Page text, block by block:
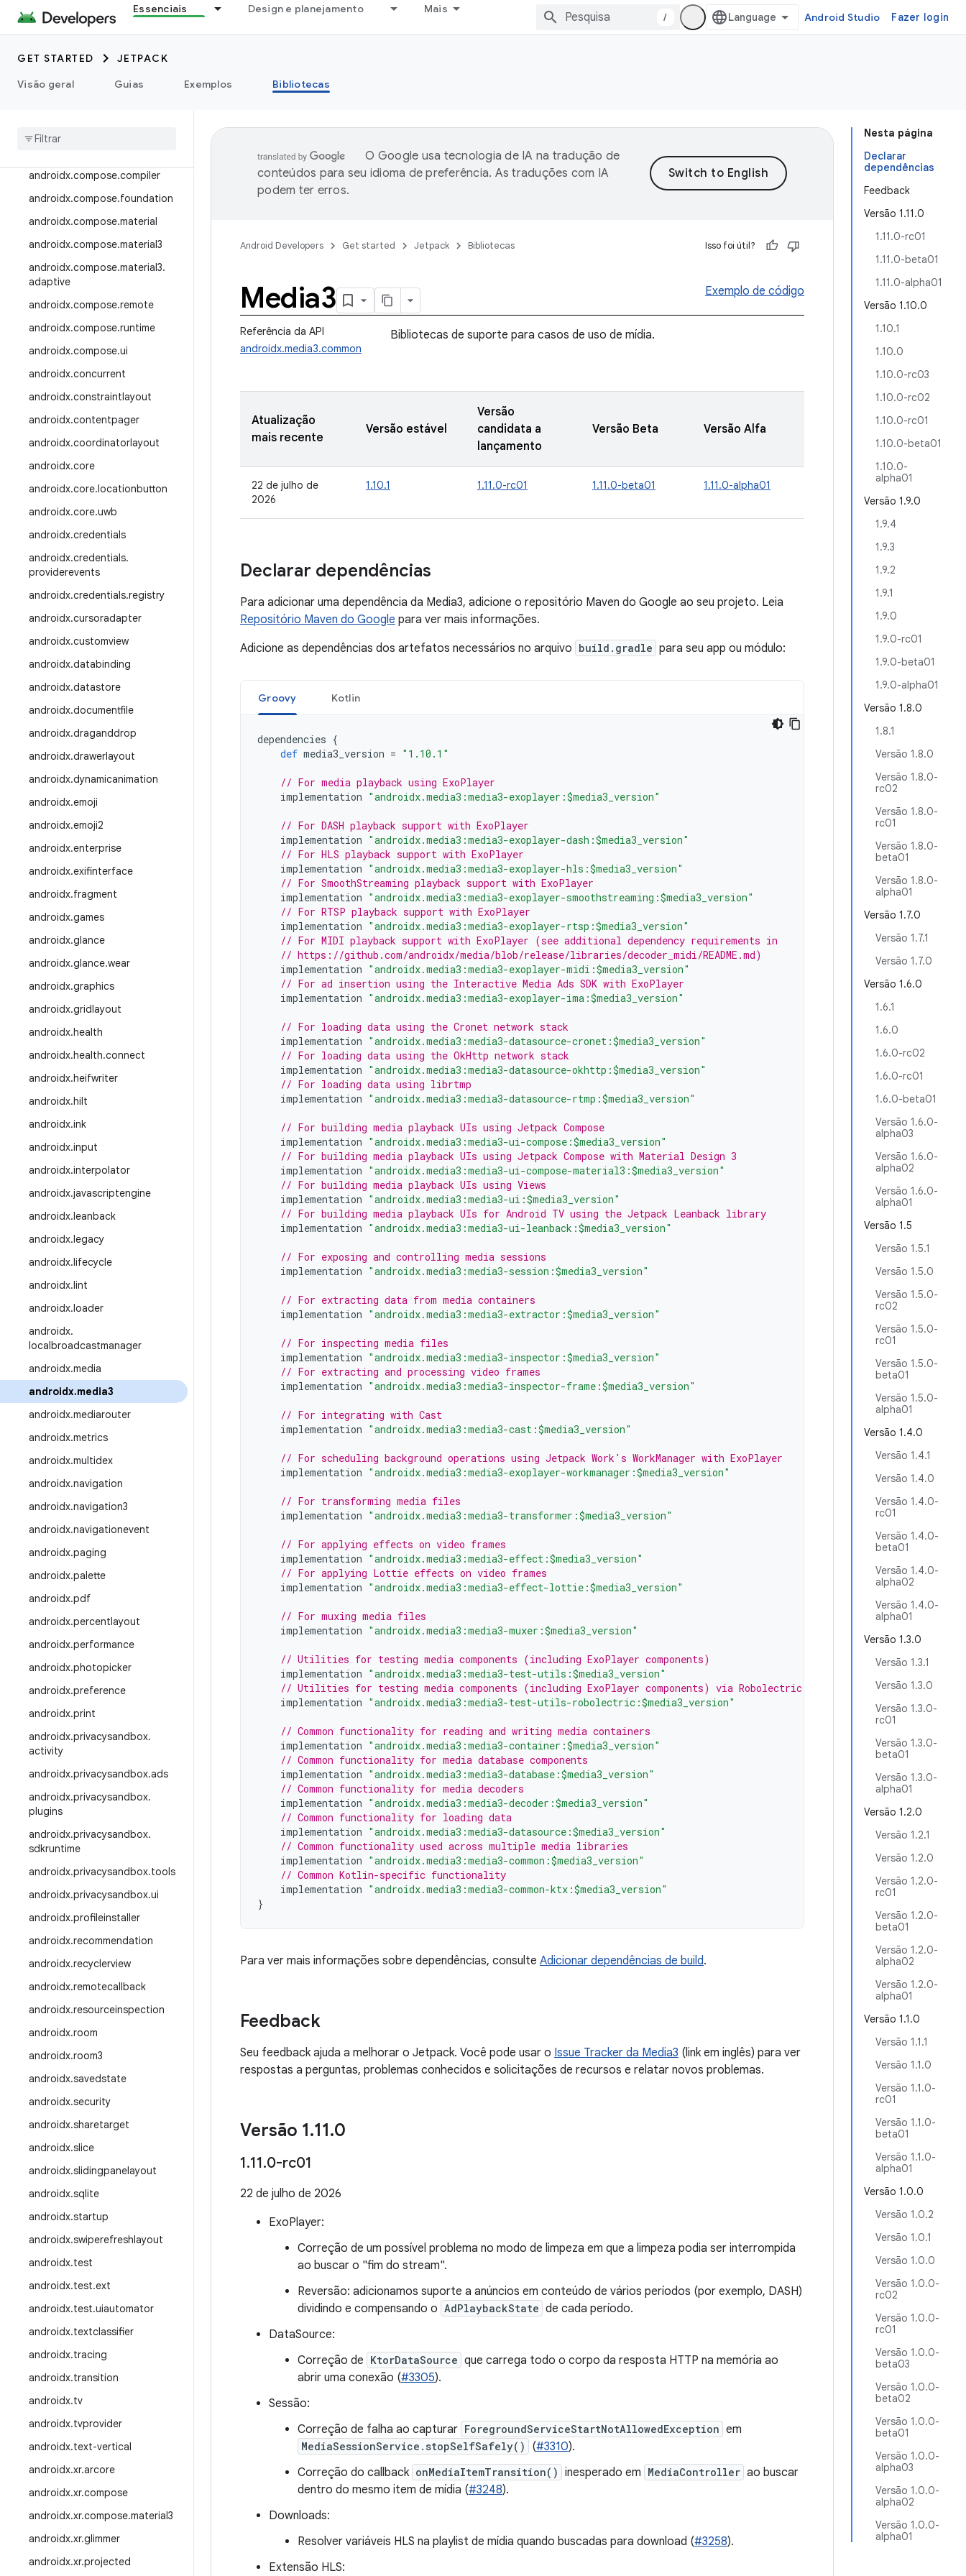
Essenciais Design e planejamento Mais
/ Android Studio Fazer login
GET STARTED
JETPACK
Visão geral
Guias Exemplos Bibliotecas
androidx.camera.viewfinder
androidx.car
androidx.car.app
androidx.cardview
androidx.compose.compiler
androidx.compose.foundation
androidx.compose.material
androidx.compose.material3
androidx.compose.material3.
adaptive
androidx.compose.remote
androidx.compose.runtime
androidx.compose.ui
androidx.concurrent
androidx.constraintlayout
androidx.contentpager
androidx.coordinatorlayout
androidx.core
androidx.core.locationbutton
androidx.core.uwb
androidx.credentials
androidx.credentials.
providerevents
androidx.credentials.registry
androidx.cursoradapter
androidx.customview
androidx.databinding
androidx.datastore
androidx.documentfile
androidx.draganddrop
androidx.drawerlayout
androidx.dynamicanimation
androidx.emoji
androidx.emoji2
androidx.enterprise
androidx.exifinterface
androidx.fragment
androidx.games
androidx.glance
androidx.glance.wear
androidx.graphics
androidx.gridlayout
androidx.health
androidx.health.connect
androidx.heifwriter
androidx.hilt
androidx.ink
androidx.input
androidx.interpolator
androidx.javascriptengine
androidx.leanback
androidx.legacy
androidx.lifecycle
androidx.lint
androidx.loader
androidx.
localbroadcastmanager
androidx.media
androidx.media3
androidx.mediarouter
androidx.metrics
androidx.multidex
androidx.navigation
androidx.navigation3
androidx.navigationevent
androidx.paging
androidx.palette
androidx.pdf
androidx.percentlayout
androidx.performance
androidx.photopicker
androidx.preference
androidx.print
androidx.privacysandbox.
activity
androidx.privacysandbox.ads
androidx.privacysandbox.
plugins
androidx.privacysandbox.
sdkruntime
androidx.privacysandbox.tools
androidx.privacysandbox.ui
androidx.profileinstaller
androidx.recommendation
androidx.recyclerview
androidx.remotecallback
androidx.resourceinspection
androidx.room
androidx.room3
androidx.savedstate
androidx.security
androidx.sharetarget
androidx.slice
androidx.slidingpanelayout
androidx.sqlite
androidx.startup
androidx.swiperefreshlayout
androidx.test
androidx.test.ext
androidx.test.uiautomator
androidx.textclassifier
androidx.tracing
androidx.transition
androidx.tv
androidx.tvprovider
androidx.text-vertical
androidx.xr.arcore
androidx.xr.compose
androidx.xr.compose.material3
androidx.xr.glimmer
androidx.xr.projected
Nesta página
Declarar
dependências
Feedback
Versão 1.11.0
1.11.0-rc01
1.11.0-beta01
1.11.0-alpha01
Versão 1.10.0
1.10.1
1.10.0
1.10.0-rc03
1.10.0-rc02
1.10.0-rc01
1.10.0-beta01
1.10.0-
alpha01
Versão 1.9.0
1.9.4
1.9.3
1.9.2
1.9.1
1.9.0
1.9.0-rc01
1.9.0-beta01
1.9.0-alpha01
Versão 1.8.0
1.8.1
Versão 1.8.0
Versão 1.8.0-
rc02
Versão 1.8.0-
rc01
Versão 1.8.0-
beta01
Versão 1.8.0-
alpha01
Versão 1.7.0
Versão 1.7.1
Versão 1.7.0
Versão 1.6.0
1.6.1
1.6.0
1.6.0-rc02
1.6.0-rc01
1.6.0-beta01
Versão 1.6.0-
alpha03
Versão 1.6.0-
alpha02
Versão 1.6.0-
alpha01
Versão 1.5
Versão 1.5.1
Versão 1.5.0
Versão 1.5.0-
rc02
Versão 1.5.0-
rc01
Versão 1.5.0-
beta01
Versão 1.5.0-
alpha01
Versão 1.4.0
Versão 1.4.1
Versão 1.4.0
Versão 1.4.0-
rc01
Versão 1.4.0-
beta01
Versão 1.4.0-
alpha02
Versão 1.4.0-
alpha01
Versão 1.3.0
Versão 1.3.1
Versão 1.3.0
Versão 1.3.0-
rc01
Versão 1.3.0-
beta01
Versão 1.3.0-
alpha01
Versão 1.2.0
Versão 1.2.1
Versão 1.2.0
Versão 1.2.0-
rc01
Versão 1.2.0-
beta01
Versão 1.2.0-
alpha02
Versão 1.2.0-
alpha01
Versão 1.1.0
Versão 1.1.1
Versão 1.1.0
Versão 1.1.0-
rc01
Versão 1.1.0-
beta01
Versão 1.1.0-
alpha01
Versão 1.0.0
Versão 1.0.2
Versão 1.0.1
Versão 1.0.0
Versão 1.0.0-
rc02
Versão 1.0.0-
rc01
Versão 1.0.0-
beta03
Versão 1.0.0-
beta02
Versão 1.0.0-
beta01
Versão 1.0.0-
alpha03
Versão 1.0.0-
alpha02
Versão 1.0.0-
alpha01
O Google usa tecnologia de IA na tradução de
conteúdos para seu idioma de preferência. As traduções com IA
podem ter erros.
Android Developers Get started Jetpack Bibliotecas Isso foi útil?
Media3 Exemplo de código
Referência da API
androidx.media3.common
Bibliotecas de suporte para casos de uso de mídia.
Atualização
mais recente
Versão estável
Versão
candidata a
lançamento
Versão Beta Versão Alfa
22 de julho de
2026
1.10.1 1.11.0-rc01 1.11.0-beta01 1.11.0-alpha01
Declarar dependências
Para adicionar uma dependência da Media3, adicione o repositório Maven do Google ao seu projeto. Leia
Repositório Maven do Google para ver mais informações.
Adicione as dependências dos artefatos necessários no arquivo build.gradle para seu app ou módulo:
Groovy Kotlin
dependencies {
def media3_version = "1.10.1"
// For media playback using ExoPlayer
implementation "androidx.media3:media3-exoplayer:$media3_version"
// For DASH playback support with ExoPlayer
implementation "androidx.media3:media3-exoplayer-dash:$media3_version"
// For HLS playback support with ExoPlayer
implementation "androidx.media3:media3-exoplayer-hls:$media3_version"
// For SmoothStreaming playback support with ExoPlayer
implementation "androidx.media3:media3-exoplayer-smoothstreaming:$media3_version"
// For RTSP playback support with ExoPlayer
implementation "androidx.media3:media3-exoplayer-rtsp:$media3_version"
// For MIDI playback support with ExoPlayer (see additional dependency requirements in
// https://github.com/androidx/media/blob/release/libraries/decoder_midi/README.md)
implementation "androidx.media3:media3-exoplayer-midi:$media3_version"
// For ad insertion using the Interactive Media Ads SDK with ExoPlayer
implementation "androidx.media3:media3-exoplayer-ima:$media3_version"
// For loading data using the Cronet network stack
implementation "androidx.media3:media3-datasource-cronet:$media3_version"
// For loading data using the OkHttp network stack
implementation "androidx.media3:media3-datasource-okhttp:$media3_version"
// For loading data using librtmp
implementation "androidx.media3:media3-datasource-rtmp:$media3_version"
// For building media playback UIs using Jetpack Compose
implementation "androidx.media3:media3-ui-compose:$media3_version"
// For building media playback UIs using Jetpack Compose with Material Design 3
implementation "androidx.media3:media3-ui-compose-material3:$media3_version"
// For building media playback UIs using Views
implementation "androidx.media3:media3-ui:$media3_version"
// For building media playback UIs for Android TV using the Jetpack Leanback library
implementation "androidx.media3:media3-ui-leanback:$media3_version"
// For exposing and controlling media sessions
implementation "androidx.media3:media3-session:$media3_version"
// For extracting data from media containers
implementation "androidx.media3:media3-extractor:$media3_version"
// For inspecting media files
implementation "androidx.media3:media3-inspector:$media3_version"
// For extracting and processing video frames
implementation "androidx.media3:media3-inspector-frame:$media3_version"
// For integrating with Cast
implementation "androidx.media3:media3-cast:$media3_version"
// For scheduling background operations using Jetpack Work's WorkManager with ExoPlayer
implementation "androidx.media3:media3-exoplayer-workmanager:$media3_version"
// For transforming media files
implementation "androidx.media3:media3-transformer:$media3_version"
// For applying effects on video frames
implementation "androidx.media3:media3-effect:$media3_version"
// For applying Lottie effects on video frames
implementation "androidx.media3:media3-effect-lottie:$media3_version"
// For muxing media files
implementation "androidx.media3:media3-muxer:$media3_version"
// Utilities for testing media components (including ExoPlayer components)
implementation "androidx.media3:media3-test-utils:$media3_version"
// Utilities for testing media components (including ExoPlayer components) via Robolectric
implementation "androidx.media3:media3-test-utils-robolectric:$media3_version"
// Common functionality for reading and writing media containers
implementation "androidx.media3:media3-container:$media3_version"
// Common functionality for media database components
implementation "androidx.media3:media3-database:$media3_version"
// Common functionality for media decoders
implementation "androidx.media3:media3-decoder:$media3_version"
// Common functionality for loading data
implementation "androidx.media3:media3-datasource:$media3_version"
// Common functionality used across multiple media libraries
implementation "androidx.media3:media3-common:$media3_version"
// Common Kotlin-specific functionality
implementation "androidx.media3:media3-common-ktx:$media3_version"
}
Para ver mais informações sobre dependências, consulte Adicionar dependências de build.
Feedback
Seu feedback ajuda a melhorar o Jetpack. Você pode usar o Issue Tracker da Media3 (link em inglês) para ver
respostas a perguntas, problemas conhecidos e solicitações de recursos e relatar novos problemas.
Versão 1.11.0
1.11.0-rc01
22 de julho de 2026
ExoPlayer:
Correção de um possível problema no modo de limpeza em que a limpeza podia ser interrompida
ao buscar o "fim do stream".
Reversão: adicionamos suporte a anúncios em conteúdo de vários períodos (por exemplo, DASH)
dividindo e compensando o AdPlaybackState de cada período.
DataSource:
Correção de KtorDataSource que carrega todo o corpo da resposta HTTP na memória ao
abrir uma conexão (#3305).
Sessão:
Correção de falha ao capturar ForegroundServiceStartNotAllowedException em
MediaSessionService.stopSelfSafely() (#3310).
Correção do callback onMediaItemTransition() inesperado em MediaController ao buscar
dentro do mesmo item de mídia (#3248).
Downloads:
Resolver variáveis HLS na playlist de mídia quando buscadas para download (#3258).
Extensão HLS: